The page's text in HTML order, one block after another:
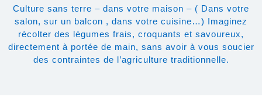
Culture sans terre – dans votre maison – ( Dans votre
salon, sur un balcon , dans votre cuisine…) Imaginez
récolter des légumes frais, croquants et savoureux,
directement à portée de main, sans avoir à vous soucier
des contraintes de l’agriculture traditionnelle.